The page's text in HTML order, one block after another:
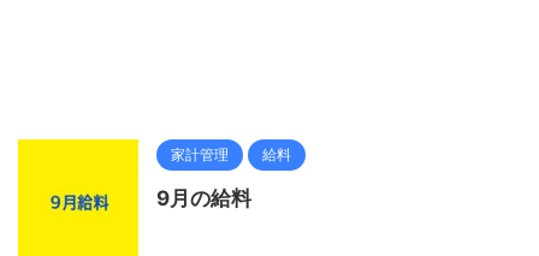
家計管理 給料
9月の給料